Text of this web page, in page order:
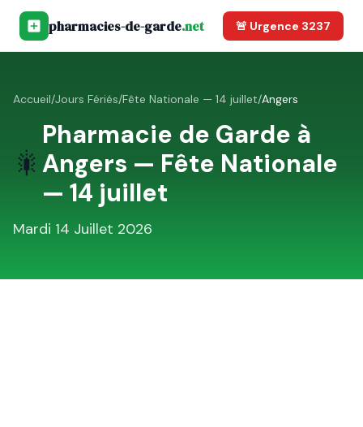
pharmacies-de-garde.net 🚨 Urgence 3237
Accueil/Jours Fériés/Fête Nationale — 14 juillet/Angers
🎇
Pharmacie de Garde à
Angers — Fête Nationale
— 14 juillet
Mardi 14 Juillet 2026